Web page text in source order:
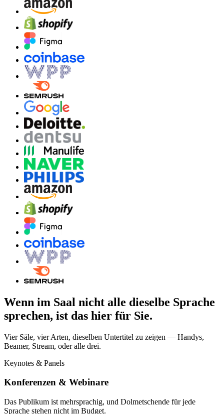
Wenn im Saal nicht alle dieselbe Sprache
sprechen, ist das hier für Sie.
Vier Säle, vier Arten, dieselben Untertitel zu zeigen — Handys,
Beamer, Stream, oder alle drei.
Keynotes & Panels
Konferenzen & Webinare
Das Publikum ist mehrsprachig, und Dolmetschende für jede
Sprache stehen nicht im Budget.